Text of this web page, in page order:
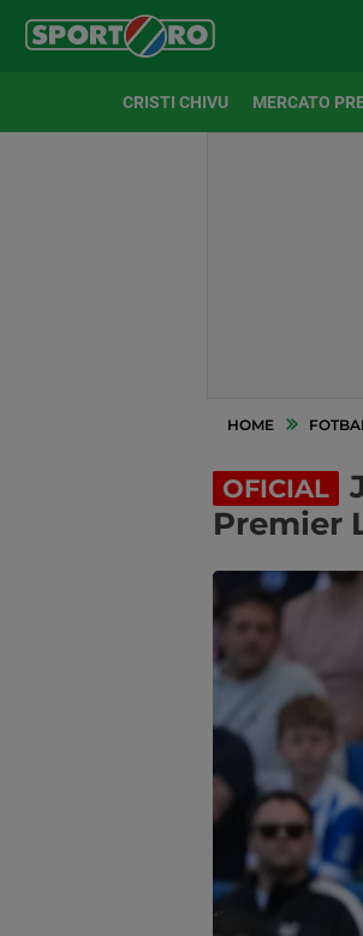
CRISTI CHIVU MERCATO
HOME
OFICIAL
Premier